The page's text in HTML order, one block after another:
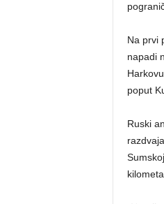
Na prvi
napadi
poput
Ruski